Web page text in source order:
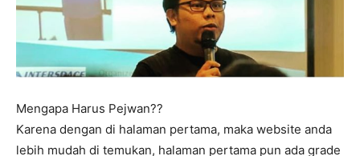
Mengapa Harus Pejwan??
Karena dengan di halaman pertama, maka website anda
lebih mudah di temukan, halaman pertama pun ada grade